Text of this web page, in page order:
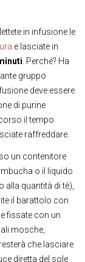
in infusione le
e lasciate in
. Perché? Ha
gruppo
deve essere
di purine
il tempo
raffreddare.
un contenitore
o il liquido
alla quantità di tè),
il barattolo con
fissate con un
mosche,
che lasciare
diretta del sole.